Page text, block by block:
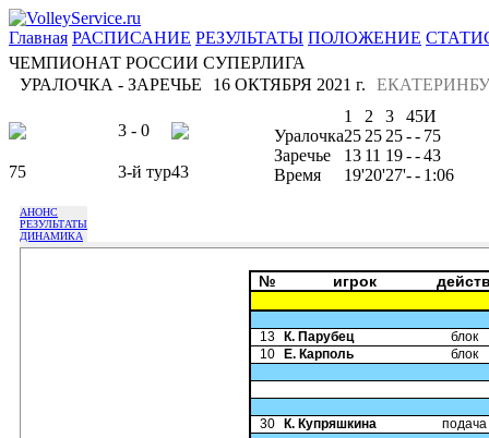
Главная РАСПИСАНИЕ РЕЗУЛЬТАТЫ ПОЛОЖЕНИЕ
ЧЕМПИОНАТ РОССИИ СУПЕРЛИГА
УРАЛОЧКА - ЗАРЕЧЬЕ
16 ОКТЯБРЯ 2021 г.
3 - 0
75 3-й тур43
1 2 3 45И
Уралочка25 25 25-- 75
Заречье
13 11 19--43
Время
19'20'27'-- 1:06
АНОНС
РЕЗУЛЬТАТЫ
ДИНАМИКА
№ игрок
13 К. Парубец
блок
10
Е. Карполь блок
30 К. Купряшкина подача